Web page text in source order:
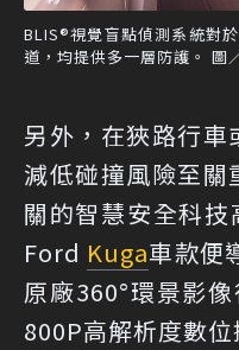
BLIS®視覺盲點偵測系統對
道，均提供多一層防護。 圖
另外，在狹路行車
減低碰撞風險至關
關的智慧安全科
Ford Kuga車款便
原廠360°環景影
800P高解析度數